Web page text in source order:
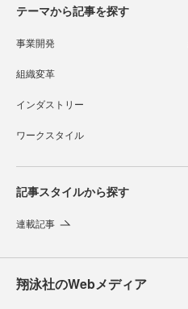
テーマから記事を探す
事業開発
組織変革
インダストリー
ワークスタイル
記事スタイルから探す
連載記事
翔泳社のWebメディア